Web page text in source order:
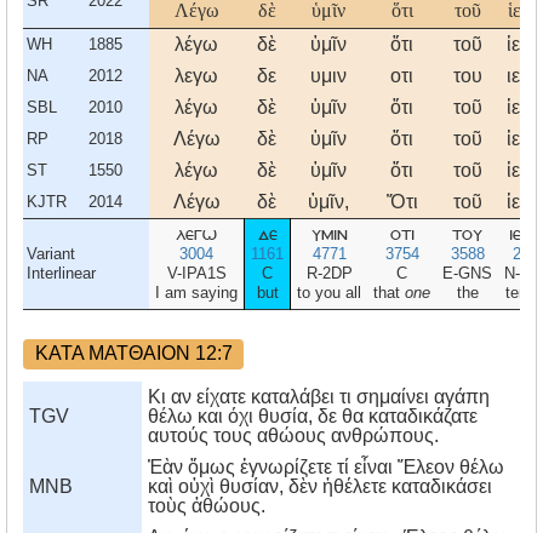
Λέγω δὲ ὑμῖν ὅτι τοῦ
WH 1885 λέγω δὲ ὑμῖν ὅτι τοῦ
NA 2012 λεγω δε υμιν οτι του
SBL 2010 λέγω δὲ ὑμῖν ὅτι τοῦ
RP 2018 Λέγω δὲ ὑμῖν ὅτι τοῦ
ST 1550 λέγω δὲ ὑμῖν ὅτι τοῦ
KJTR 2014 Λέγω δὲ ὑμῖν, Ὅτι τοῦ
Variant
Interlinear
λεγω
3004
V-IPA1S
I am saying
δε
1161
C
but
υμιν
4771
R-2DP
to you all
οτι
3754
C
that one
του
3588
E-GNS
the
N-
ΚΑΤΑ ΜΑΤΘΑΙΟΝ 12:7
TGV
Κι αν είχατε καταλάβει τι σημαίνει αγάπη
θέλω και όχι θυσία, δε θα καταδικάζατε
αυτούς τους αθώους ανθρώπους.
MNB
Ἐὰν ὅμως ἐγνωρίζετε τί εἶναι Ἔλεον θέλω
καὶ οὐχὶ θυσίαν, δὲν ἠθέλετε καταδικάσει
τοὺς ἀθώους.